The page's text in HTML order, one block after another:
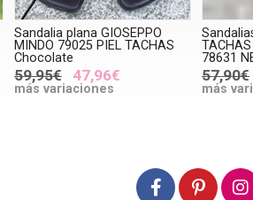
Sandalia plana GIOSEPPO
MINDO 79025 PIEL TACHAS
Chocolate
59,95€ 47,96€
más variaciones
78631
57,90€
más